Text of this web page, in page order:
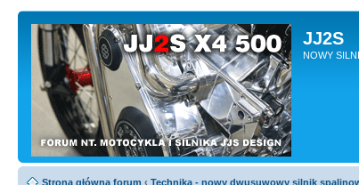
JJ2S
NOWY
Strona główna forum ‹ Technika - nowy dwusuwowy silnik